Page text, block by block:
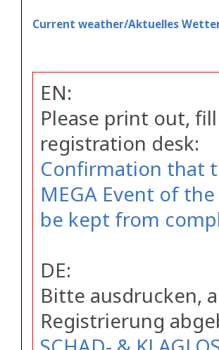
Current weather/Aktuelles
EN:
Please print out,
registration desk:
Confirmation that
MEGA Event of
be kept from
DE:
Bitte ausdrucken,
Registrierung